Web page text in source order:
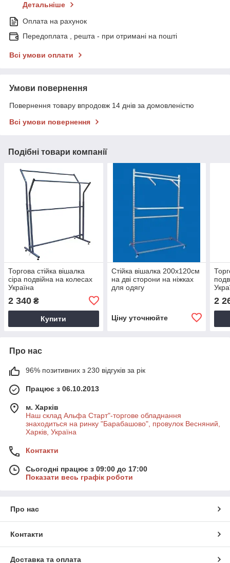
Детальніше
Оплата на рахунок
Передоплата , решта - при отримані на пошті
Всі умови оплати
Умови повернення
Повернення товару впродовж 14 днів за домовленістю
Всі умови повернення
Подібні товари компанії
Торгова стійка вішалка
сіра подвійна на колесах
Україна
2 340 ₴
Купити
Стійка вішалка 200х120см
на дві сторони на ніжках
для одягу
Ціну уточнюйте
2
Про нас
96% позитивних з 230 відгуків за рік
Працює з 06.10.2013
м. Харків
Наш склад Альфа Старт"-торгове обладнання
знаходиться на ринку "Барабашово", провулок Весняний,
Харків, Україна
Контакти
Сьогодні працює з 09:00 до 17:00
Показати весь графік роботи
Про нас
Контакти
Доставка та оплата